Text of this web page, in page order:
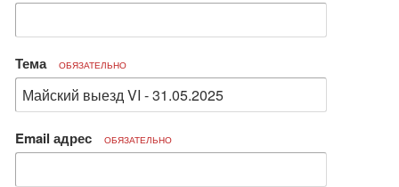
Тема ОБЯЗАТЕЛЬНО
Email адрес ОБЯЗАТЕЛЬНО